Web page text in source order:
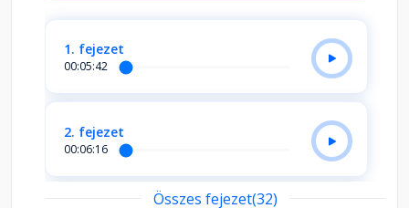
1. fejezet
00:05:42
2. fejezet
00:06:16
Összes fejezet(32)